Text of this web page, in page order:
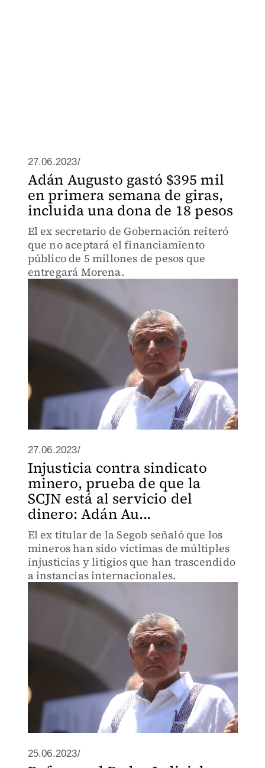
27.06.2023/
Adán Augusto gastó $395 mil
en primera semana de giras,
incluida una dona de 18 pesos
El ex secretario de Gobernación reiteró
que no aceptará el financiamiento
público de 5 millones de pesos que
entregará Morena.
27.06.2023/
Injusticia contra sindicato
minero, prueba de que la
SCJN está al servicio del
dinero: Adán Au...
El ex titular de la Segob señaló que los
mineros han sido víctimas de múltiples
injusticias y litigios que han trascendido
a instancias internacionales.
25.06.2023/